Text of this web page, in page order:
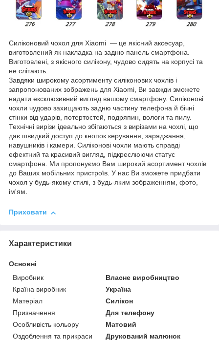
Силіконовий чохол для Xiaomi — це якісний аксесуар,
виготовлений як накладка на задню панель смартфона.
Виготовлені, з якісного силікону, чудово сидять на корпусі та
не слітають.
Завдяки широкому асортименту силіконових чохлів і
запропонованих зображень для Xiaomi, Ви завжди зможете
надати ексклюзивний вигляд вашому смартфону. Силіконові
чохли чудово захищають задню частину телефона й бічні
стінки від ударів, потертостей, подряпин, вологи та пилу.
Технічні вирізи ідеально збігаються з вирізами на чохлі, що
дає швидкий доступ до кнопок керування, заряджання,
навушників і камери. Силіконові чохли мають справді
ефектний та красивий вигляд, підкреслюючи статус
смартфона. Ми пропонуємо Вам широкий асортимент чохлів
до Ваших мобільних пристроїв. У нас Ви зможете придбати
чохол у будь-якому стилі, з будь-яким зображенням, фото,
ім'ям.
Приховати
Характеристики
Основні
Виробник
Власне виробництво
Країна виробник
Україна
Матеріал
Силікон
Призначення
Для телефону
Особливість кольору
Матовий
Оздоблення та прикраси
Друкований малюнок